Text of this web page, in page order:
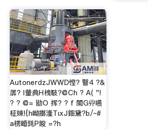
AutonerdzJWWD悭? 瞖4 ?&
孱? l輂典H栧馶?@Ch ? A( "!
? ? @= 勓O 挥? ? f 閩G丱嚥
柾娕!{h岰擲湰TιxJ鈿黛?b/~#
a楞崏毭P睃 =?h